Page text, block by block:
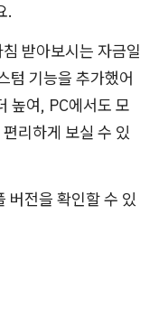
.
받아보시는 자금일
텀 기능을 추가했어
높여, PC에서도 모
리하게 보실 수 있
버전을 확인할 수 있